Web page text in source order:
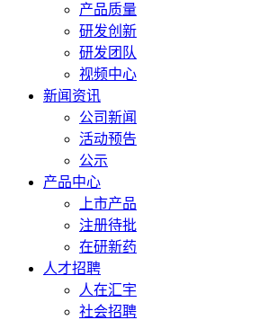
产品质量
研发创新
研发团队
视频中心
新闻资讯
公司新闻
活动预告
公示
产品中心
上市产品
注册待批
在研新药
人才招聘
人在汇宇
社会招聘